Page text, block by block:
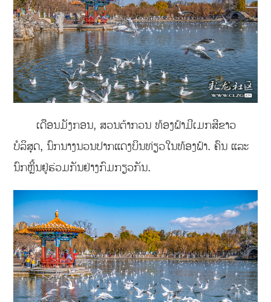
ເດືອນມັງກອນ, ສວນຕ້າກວນ ທ້ອງຟ້າມີເມກສີຂາວ
ບໍລິສຸດ, ນົກນາງນວນປາກແດງບິນທ່ຽວໃນທ້ອງຟ້າ. ຄົນ ແລະ
ນົກຫຼິ້ນຢູ່ຮ່ວມກັນຢ່າງກົມກຽວກັນ.